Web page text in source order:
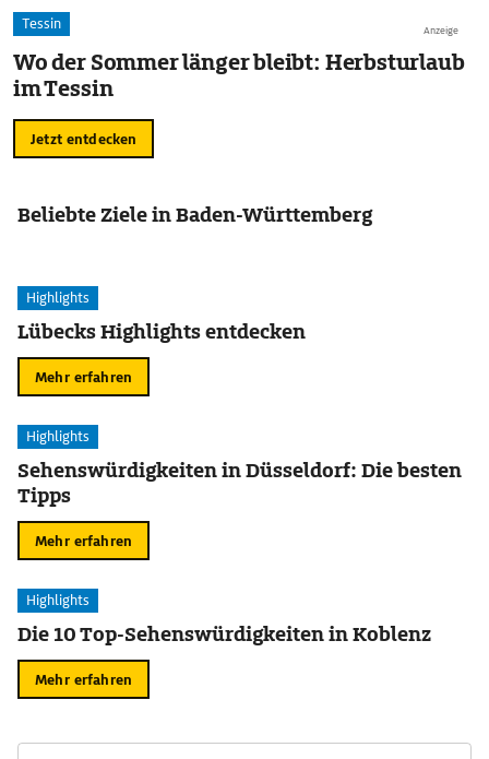
Anzeige
Tessin
Wo der Sommer länger bleibt: Herbsturlaub
im Tessin
Jetzt entdecken
Beliebte Ziele in Baden-Württemberg
Highlights
Lübecks Highlights entdecken
Mehr erfahren
Highlights
Sehenswürdigkeiten in Düsseldorf: Die besten
Tipps
Mehr erfahren
Highlights
Die 10 Top-Sehenswürdigkeiten in Koblenz
Mehr erfahren